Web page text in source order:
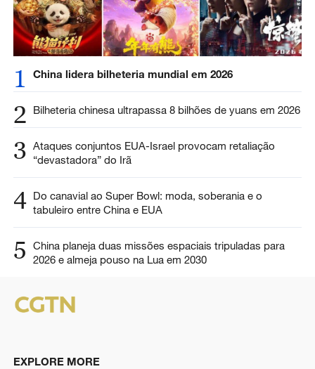
1 China lidera bilheteria mundial em 2026
2 Bilheteria chinesa ultrapassa 8 bilhões de yuans em 2026
3 Ataques conjuntos EUA-Israel provocam retaliação
“devastadora” do Irã
4 Do canavial ao Super Bowl: moda, soberania e o
tabuleiro entre China e EUA
5
China planeja duas missões espaciais tripuladas para
2026 e almeja pouso na Lua em 2030
EXPLORE MORE